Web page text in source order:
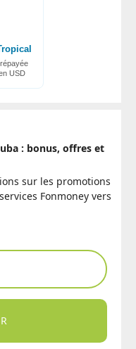
USD
: bonus, offres et
sur les promotions
Fonmoney vers